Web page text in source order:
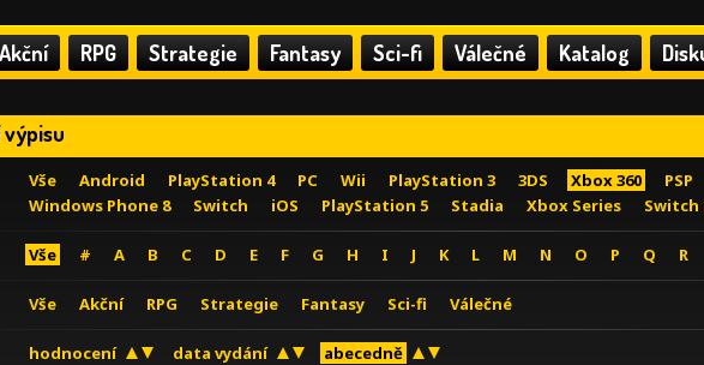
Akční RPG Strategie Fantasy Sci-fi Válečné Katalog
výpisu
Vše Android PlayStation 4 PC Wii PlayStation 3 3DS Xbox 360 PSP
Windows Phone 8
Switch iOS PlayStation 5 Stadia Xbox Series Switch
Vše # A B C D E F G H I J K L M N O P Q R
Vše Akční RPG Strategie Fantasy Sci-fi Válečné
hodnocení data vydání abecedně